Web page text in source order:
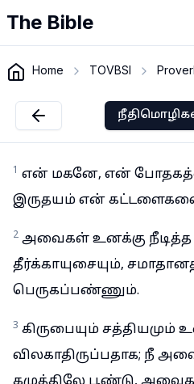
The Bible
Home TOVBSI
1 என் மகனே, என்
இருதயம் என்
2 அவைகள் உனக்கு நீடித்த
தீர்க்காயுசையும்,
பெருகப்பண்ணும்.
3 கிருபையும் சத்தியமும்
விலகாதிருப்பதாக; நீ